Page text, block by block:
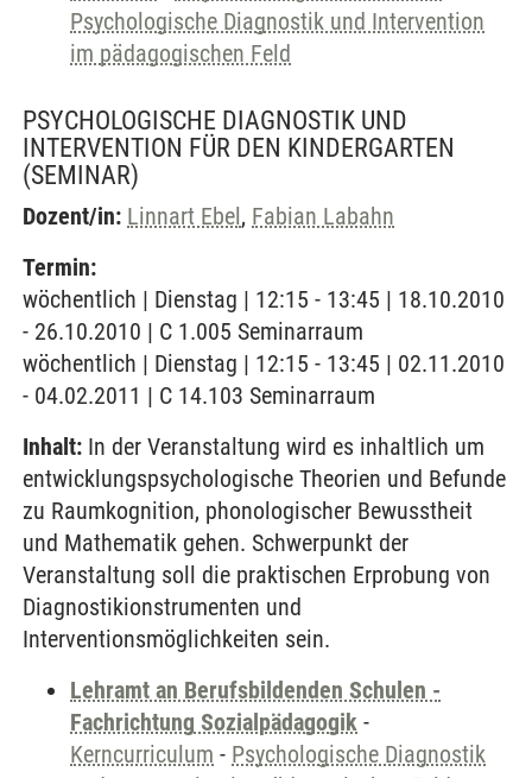
Psychologische Diagnostik und Intervention
im pädagogischen Feld
PSYCHOLOGISCHE DIAGNOSTIK UND
INTERVENTION FÜR DEN KINDERGARTEN
(SEMINAR)
Dozent/in: Linnart Ebel, Fabian Labahn
Termin:
wöchentlich | Dienstag | 12:15 - 13:45 | 18.10.2010
- 26.10.2010 | C 1.005 Seminarraum
wöchentlich | Dienstag | 12:15 - 13:45 | 02.11.2010
- 04.02.2011 | C 14.103 Seminarraum
Inhalt: In der Veranstaltung wird es inhaltlich um
entwicklungspsychologische Theorien und Befunde
zu Raumkognition, phonologischer Bewusstheit
und Mathematik gehen. Schwerpunkt der
Veranstaltung soll die praktischen Erprobung von
Diagnostikionstrumenten und
Interventionsmöglichkeiten sein.
Lehramt an Berufsbildenden Schulen -
Fachrichtung Sozialpädagogik -
Kerncurriculum - Psychologische Diagnostik